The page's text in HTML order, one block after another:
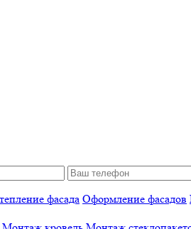
фасада Оформление фасадов